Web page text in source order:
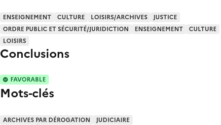
ENSEIGNEMENT CULTURE LOISIRS/ARCHIVES
JUSTICE
ORDRE PUBLIC ET SÉCURITÉ/JURIDICTION
ENSEIGNEMENT
CULTURE
LOISIRS
Conclusions
FAVORABLE
Mots-clés
ARCHIVES PAR DÉROGATION JUDICIAIRE